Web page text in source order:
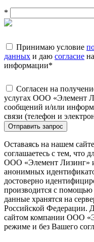
*
Принимаю условие
данных и даю согласие
информации*
Согласен на
услугах ООО «Элемент
сообщений и/или
связи (телефон и
Отправить запрос
Оставаясь на нашем
соглашаетесь с тем, что
ООО «Элемент Лизинг»
анонимных
достоверно
производится с
данные хранятся на
Российской Федерации.
сайтом компании ООО
режиме и без Вашего